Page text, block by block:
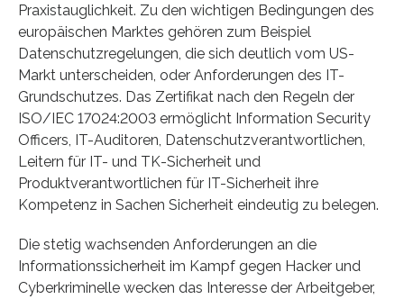
Praxistauglichkeit. Zu den wichtigen Bedingungen des
europäischen Marktes gehören zum Beispiel
Datenschutzregelungen, die sich deutlich vom US-
Markt unterscheiden, oder Anforderungen des IT-
Grundschutzes. Das Zertifikat nach den Regeln der
ISO/IEC 17024:2003 ermöglicht Information Security
Officers, IT-Auditoren, Datenschutzverantwortlichen,
Leitern für IT- und TK-Sicherheit und
Produktverantwortlichen für IT-Sicherheit ihre
Kompetenz in Sachen Sicherheit eindeutig zu belegen.
Die stetig wachsenden Anforderungen an die
Informationssicherheit im Kampf gegen Hacker und
Cyberkriminelle wecken das Interesse der Arbeitgeber,